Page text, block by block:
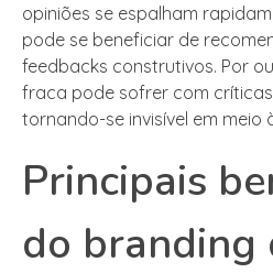
opiniões se espalham
pode se beneficiar de
feedbacks construtivos. Por
fraca pode sofrer com críticas
tornando-se invisível em meio
Principais
do branding